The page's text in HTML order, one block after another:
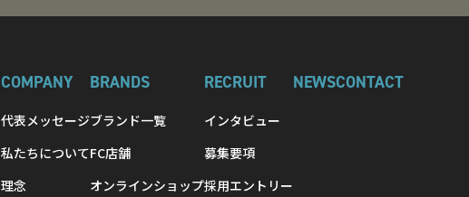
COMPANY
代表メッセージ
私たちについて
理念
BRANDS
ブランド一覧
FC店舗
オンラインショップ
RECRUIT
インタビュー
募集要項
採用エントリー
NEWSCONTACT